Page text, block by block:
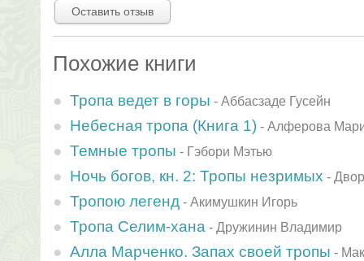
Оставить отзыв
Похожие книги
Тропа ведет в горы - Аббасзаде Гусейн
Небесная тропа (Книга 1) - Алферова
Темные тропы - Гэбори Мэтью
Ночь богов, кн. 2: Тропы незримых -
Тропою легенд - Акимушкин Игорь
Тропа Селим-хана - Дружинин Владимир
Алла Марченко. Запах своей тропы -